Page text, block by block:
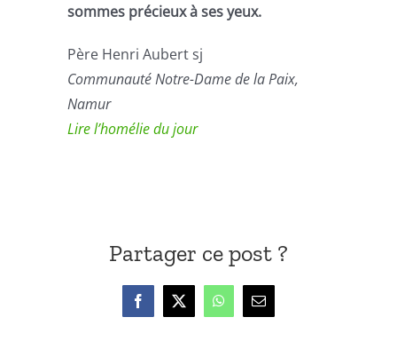
sommes précieux à ses yeux.
Père Henri Aubert sj
Communauté Notre-Dame de la Paix,
Namur
Lire l’homélie du jour
Partager ce post ?
Facebook
X WhatsAppEmail